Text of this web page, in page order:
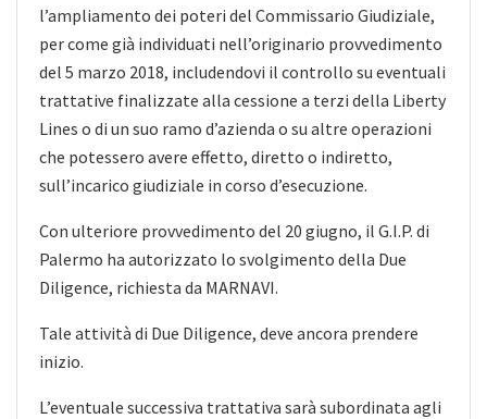
l’ampliamento dei poteri del Commissario Giudiziale,
per come già individuati nell’originario provvedimento
del 5 marzo 2018, includendovi il controllo su eventuali
trattative finalizzate alla cessione a terzi della Liberty
Lines o di un suo ramo d’azienda o su altre operazioni
che potessero avere effetto, diretto o indiretto,
sull’incarico giudiziale in corso d’esecuzione.
Con ulteriore provvedimento del 20 giugno, il G.I.P. di
Palermo ha autorizzato lo svolgimento della Due
Diligence, richiesta da MARNAVI.
Tale attività di Due Diligence, deve ancora prendere
inizio.
L’eventuale successiva trattativa sarà subordinata agli